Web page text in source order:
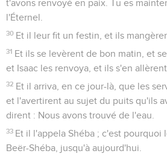
t'avons renvoyé en paix. Tu es
l'Éternel.
30 Et il leur fit un festin, et ils
31 Et ils se levèrent de bon matin, et
et Isaac les renvoya, et ils s'en
32 Et il arriva, en ce jour-là, que les
et l'avertirent au sujet du puits qu'ils
dirent : Nous avons trouvé de l'eau.
33 Et il l'appela Shéba ; c'est pourquoi
Beër-Shéba, jusqu'à aujourd'hui.